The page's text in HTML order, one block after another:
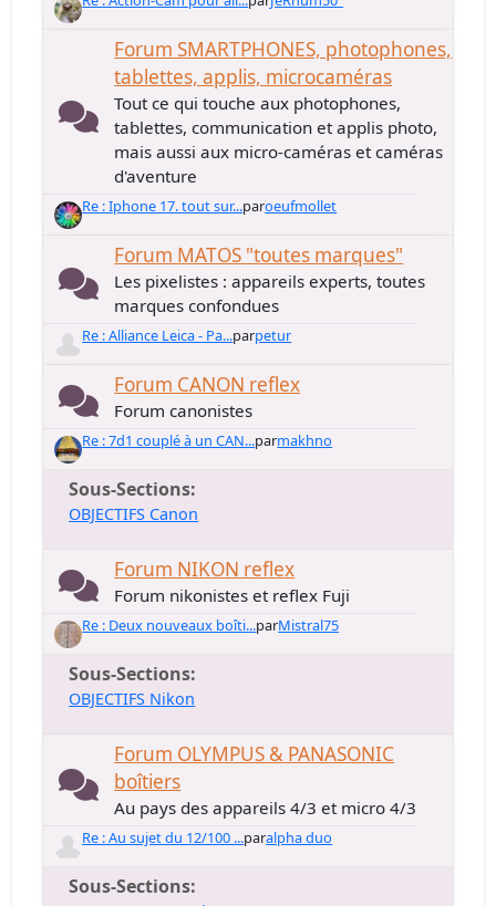
Forum SMARTPHONES, photophones,
tablettes, applis, microcaméras
Tout ce qui touche aux photophones,
tablettes, communication et applis photo,
mais aussi aux micro-caméras et caméras
d'aventure
Re : Iphone 17. tout sur...paroeufmollet
Forum MATOS "toutes marques"
Les pixelistes : appareils experts, toutes
marques confondues
Re : Alliance Leica - Pa...parpetur
Forum CANON reflex
Forum canonistes
Re : 7d1 couplé à un CAN...parmakhno
Sous-Sections
OBJECTIFS Canon
Forum NIKON reflex
Forum nikonistes et reflex Fuji
Re : Deux nouveaux boîti...parMistral75
Sous-Sections
OBJECTIFS Nikon
Forum OLYMPUS & PANASONIC
boîtiers
Au pays des appareils 4/3 et micro 4/3
Re : Au sujet du 12/100 ...paralpha duo
Sous-Sections